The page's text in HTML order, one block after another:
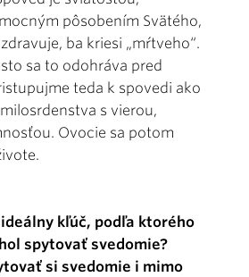
pôsobením Svätého,
ba kriesi „mŕtveho“.
sa to odohráva pred
teda k spovedi ako
s vierou,
Ovocie sa potom
kľúč, podľa ktorého
spytovať svedomie?
si svedomie i mimo